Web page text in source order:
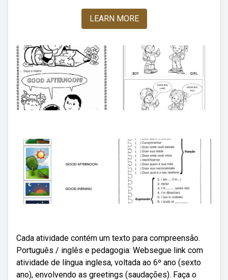
LEARN MORE
Cada atividade contém um texto para compreensão.
Português / inglês e pedagogia: Websegue link com
atividade de língua inglesa, voltada ao 6º ano (sexto
ano), envolvendo as greetings (saudações). Faça o